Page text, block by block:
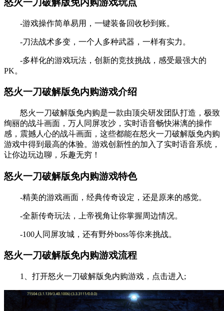
怒火一刀破解版免内购游戏玩点
-游戏操作简单易用，一键装备回收秒到账。
-刀法战术多变，一个人多种武器，一样有实力。
-多样化的游戏玩法，创新的竞技挑战，感受最强大的
PK。
怒火一刀破解版免内购游戏介绍
怒火一刀破解版免内购是一款由顶尖研发团队打造，极致
绚丽的战斗画面，万人同屏攻沙，实时语音畅快淋漓的操作
感，震撼人心的战斗画面，这些都能在怒火一刀破解版免内购
游戏中得到最高的体验。游戏创新性的加入了实时语音系统，
让你边玩边聊，乐趣无穷！
怒火一刀破解版免内购游戏特色
-精美的游戏画面，经典传奇设定，还是原来的感觉。
-全新传奇玩法，上帝视角让你掌握周边情况。
-100人同屏攻城，还有野外boss等你来挑战。
怒火一刀破解版免内购游戏流程
1、打开怒火一刀破解版免内购游戏，点击进入;